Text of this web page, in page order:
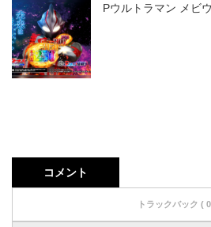
Pウルトラマン メビ
コメント
トラックバック (